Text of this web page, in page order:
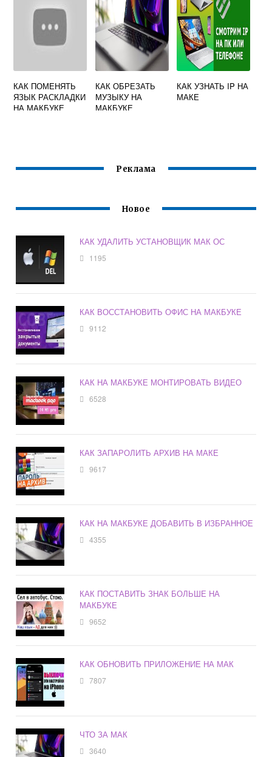
КАК ПОМЕНЯТЬ
ЯЗЫК РАСКЛАДКИ
НА МАКБУКЕ
КАК ОБРЕЗАТЬ
МУЗЫКУ НА
МАКБУКЕ
КАК УЗНАТЬ IP НА
МАКЕ
Реклама
Новое
КАК УДАЛИТЬ УСТАНОВЩИК МАК ОС
1195
КАК ВОССТАНОВИТЬ ОФИС НА МАКБУКЕ
9112
КАК НА МАКБУКЕ МОНТИРОВАТЬ ВИДЕО
6528
КАК ЗАПАРОЛИТЬ АРХИВ НА МАКЕ
9617
КАК НА МАКБУКЕ ДОБАВИТЬ В ИЗБРАННОЕ
4355
КАК ПОСТАВИТЬ ЗНАК БОЛЬШЕ НА
МАКБУКЕ
9652
КАК ОБНОВИТЬ ПРИЛОЖЕНИЕ НА МАК
7807
ЧТО ЗА МАК
3640